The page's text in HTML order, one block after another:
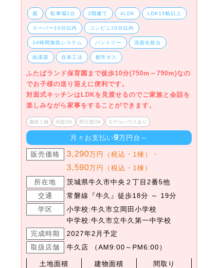
庭 駐車場2台 2階建て 4LDK LDK15帖以上
スーパー10分以内 コンビニ10分以内
24時間換気システム パントリー 洗面化粧台
給湯器 在来工法 都市ガス
ふたばランド保育園まで徒歩10分(750m～790m)なの
でお子様の送り迎えに便利です。
対面式キッチンはLDKを見渡せるのでご家族と会話を
楽しみながら家事をすることができます。
最終１棟 内覧OK 即引渡OK モデルハウスあり
月々お支払い9万円台～
販売価格 3,290万円（税込・1棟）・
3,590万円（税込・1棟）
所在地
茨城県牛久市中央２丁目2番5他
交通
常磐線『牛久』徒歩18分 ～ 19分
学区
小学校:牛久市立岡田小学校
中学校:牛久市立牛久第一中学校
完成時期
2027年2月予定
取扱店舗
牛久店 （AM9:00～PM6:00）
土地面積
建物面積
間取り